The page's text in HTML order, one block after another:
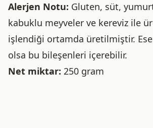
Alerjen Notu: Gluten, süt,
kabuklu meyveler ve kereviz ile
işlendiği ortamda üretilmiştir.
olsa bu bileşenleri içerebilir.
Net miktar: 250 gram